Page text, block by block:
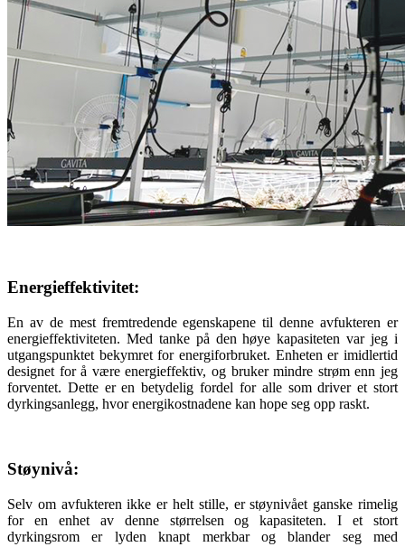
Energieffektivitet:
En av de mest fremtredende egenskapene til denne avfukteren er
energieffektiviteten. Med tanke på den høye kapasiteten var jeg i
utgangspunktet bekymret for energiforbruket. Enheten er imidlertid
designet for å være energieffektiv, og bruker mindre strøm enn jeg
forventet. Dette er en betydelig fordel for alle som driver et stort
dyrkingsanlegg, hvor energikostnadene kan hope seg opp raskt.
Støynivå:
Selv om avfukteren ikke er helt stille, er støynivået ganske rimelig
for en enhet av denne størrelsen og kapasiteten. I et stort
dyrkingsrom er lyden knapt merkbar og blander seg med